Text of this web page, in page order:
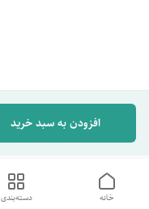
افزودن به سبد خرید
دسته‌بندی خانه